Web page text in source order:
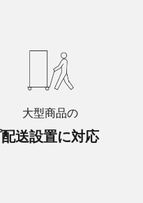
大型商品の
配送設置に対応